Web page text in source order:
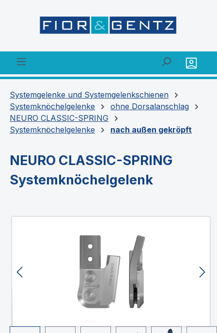
Systemgelenke und Systemgelenkschienen
Systemknöchelgelenke
ohne Dorsalanschlag
NEURO CLASSIC-SPRING
Systemknöchelgelenke
nach außen gekröpft
NEURO CLASSIC-SPRING
Systemknöchelgelenk